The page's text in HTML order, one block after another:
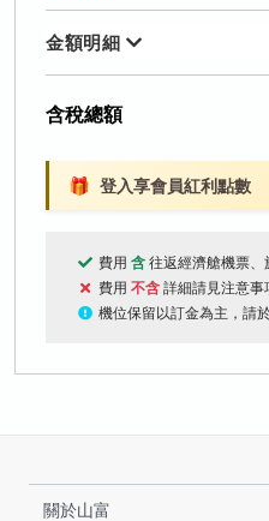
金額明細
含稅總額
🎁 登入享會員紅利點數
費用 含 往返經濟艙機票、
費用 不含 詳細請見注意事
機位保留以訂金為主，請
關於山富